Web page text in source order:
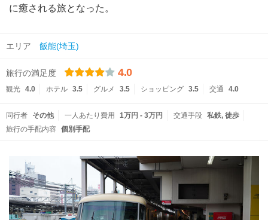
に癒される旅となった。
エリア 飯能(埼玉)
旅行の満足度 4.0
観光 4.0 ホテル 3.5 グルメ 3.5 ショッピング 3.5 交通 4.0
同行者 その他 一人あたり費用 1万円 - 3万円 交通手段 私鉄 徒歩
旅行の手配内容
個別手配